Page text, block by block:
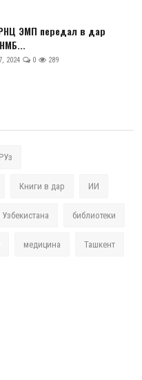
ЭМП передал в дар
2024 0 289
Книги в дар ИИ
библиотеки
медицина Ташкент